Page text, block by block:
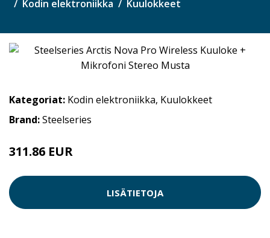
Kodin elektroniikka Kuulokkeet
Kategoriat: Kodin elektroniikka, Kuulokkeet
Brand:Steelseries
311.86 EUR
LISÄTIETOJA